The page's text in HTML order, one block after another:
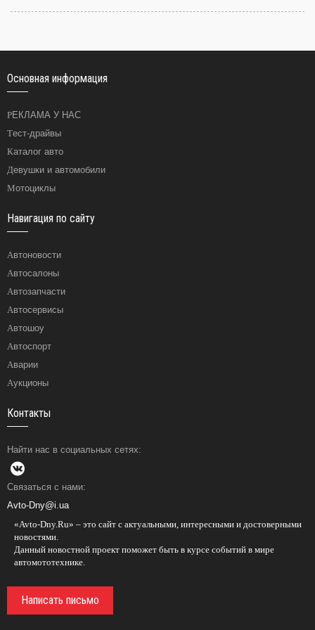
Основная информация
РЕКЛАМА У НАС
Тест-драйвы
Каталог авто
Девушки и автомобили
Мотоциклы
Навигация по сайту
Автоновости
Автосалоны
Автозапчасти
Автосервисы
Автошоу
Автоспорт
Аварии
Аукционы
Контакты
Найти нас в социальных сетях:
Связаться с нами:
Avto-Dny@i.ua
«Avto-Dny.Ru» – это сайт с актуальными, интересными и достоверными
новостями.
Данный новостной проект поможет быть в курсе событий в мире
автомототехнике.
Написать письмо